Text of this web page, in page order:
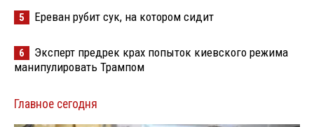
5 Ереван рубит сук, на котором сидит
6
Эксперт предрек крах попыток киевского режима
манипулировать Трампом
Главное сегодня